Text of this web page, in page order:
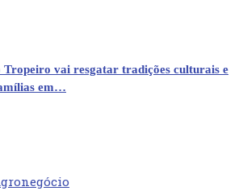
Tropeiro vai resgatar tradições culturais e
em…